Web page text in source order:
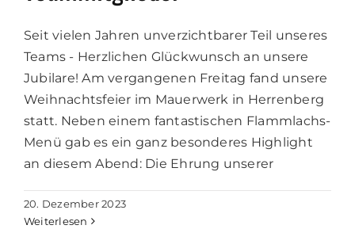
Seit vielen Jahren unverzichtbarer Teil unseres
Teams - Herzlichen Glückwunsch an unsere
Jubilare! Am vergangenen Freitag fand unsere
Weihnachtsfeier im Mauerwerk in Herrenberg
statt. Neben einem fantastischen Flammlachs-
Menü gab es ein ganz besonderes Highlight
an diesem Abend: Die Ehrung unserer
20. Dezember 2023
Weiterlesen